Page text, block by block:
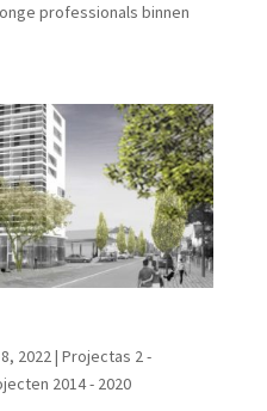
professionals binnen
2022| Projectas 2 -
2014 - 2020